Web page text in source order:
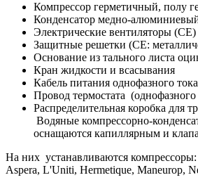
Компрессор герметичный, полу
Конденсатор медно-
Электрические вентиляторы (CE)
Защитные решетки (CE:
Основание из тального листа
Кран жидкости и всасывания
Кабель питания однофазного тока
Провод термостата (однофазного
Распределительная коробка для
Водяные компрессорно-
оснащаются капиллярным и
На них устанавливаются компрессоры:
Aspera, L'Uniti, Hermetique, Maneurop,